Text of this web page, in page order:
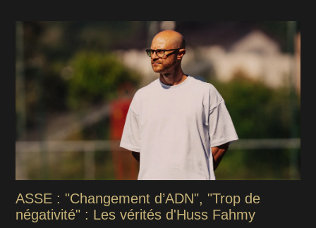
ASSE : "Changement d’ADN", "Trop de
négativité" : Les vérités d'Huss Fahmy